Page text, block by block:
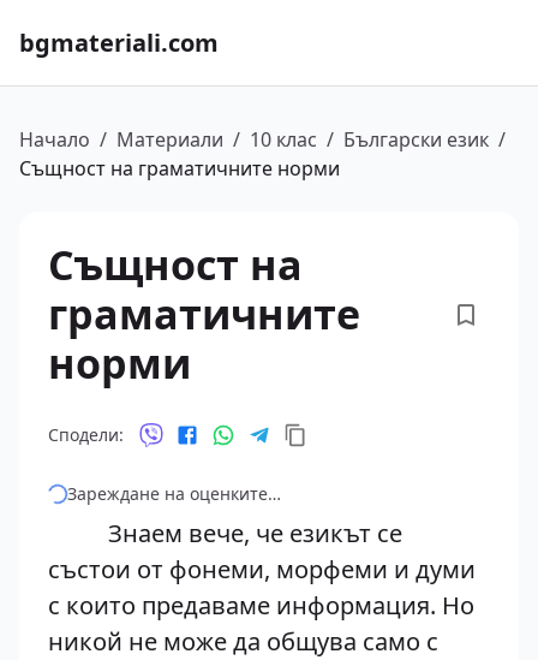
bgmateriali.com
Начало / Материали / 10 клас / Български език /
Същност на граматичните норми
Същност на
граматичните
норми
Сподели:
Зареждане на оценките…
Знаем вече, че езикът се
състои от фонеми, морфеми и думи
с които предаваме информация. Но
никой не може да общува само с